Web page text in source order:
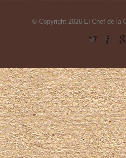
© Copyright 2026 El Chef de la